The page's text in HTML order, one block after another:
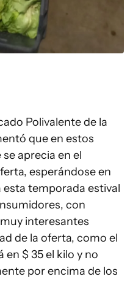
Polivalente de la
que en estos
aprecia en el
esperándose en
esta temporada estival
con
interesantes
de la oferta, como el
$ 35 el kilo y no
por encima de los